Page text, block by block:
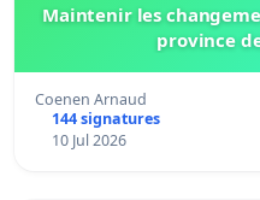
Maintenir les
province
Coenen Arnaud
144 signatures
10 Jul 2026